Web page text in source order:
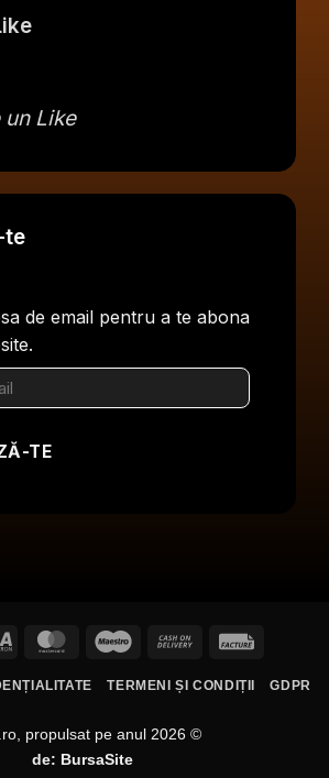
un Like
te
de email pentru a te abona
TE
Visa
MasterCardMaestro
Cash
Delivery
TERMENI ȘI CONDIȚII GDPR
propulsat pe anul 2026 ©
de: BursaSite